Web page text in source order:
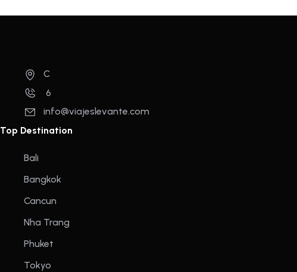
C
6
info@viajeslevante.com
Top Destination
Bali
Bangkok
Cancun
Nha Trang
Phuket
Tokyo